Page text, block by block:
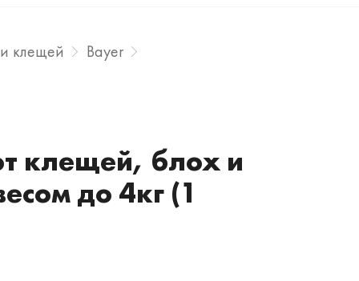
клещей
Bayer
клещей, блох и
до 4кг (1